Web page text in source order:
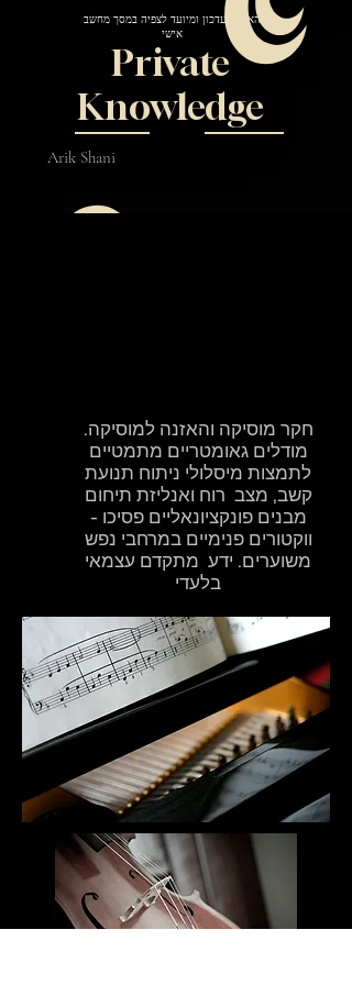
האתר בעדכון ומיועד לצפיה במסך מחשב
אישי
Private
Knowledge
Arik Shani
חקר מוסיקה והאזנה למוסיקה.
מודלים גאומטריים מתמטיים
לתמצות מיסלולי ניתוח תנועת
קשב, מצב רוח ואנליזת תיחום
מבנים פונקציונאליים פסיכו -
ווקטורים פנימיים במרחבי נפש
משוערים. ידע מתקדם עצמאי
בלעדי